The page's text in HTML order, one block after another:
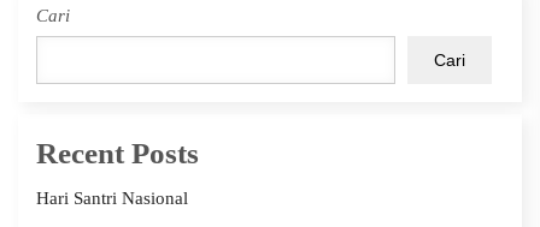
Cari
Cari
Recent Posts
Hari Santri Nasional